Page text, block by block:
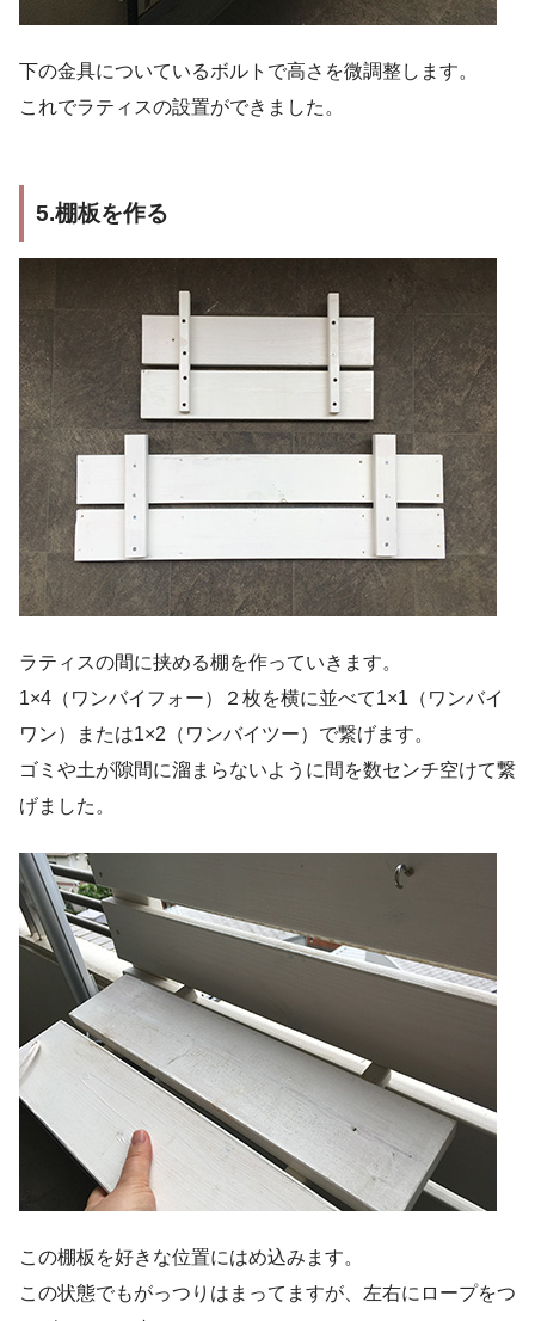
下の金具についているボルトで高さを微調整します。
これでラティスの設置ができました。
5.棚板を作る
ラティスの間に挟める棚を作っていきます。
1×4（ワンバイフォー）２枚を横に並べて1×1（ワンバイ
ワン）または1×2（ワンバイツー）で繋げます。
ゴミや土が隙間に溜まらないように間を数センチ空けて繋
げました。
この棚板を好きな位置にはめ込みます。
この状態でもがっつりはまってますが、左右にロープをつ